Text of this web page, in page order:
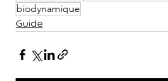
biodynamique
Guide